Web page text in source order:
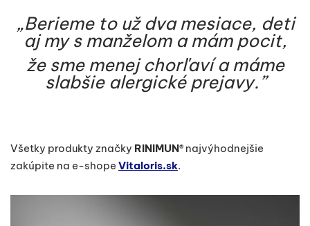
„Berieme to už dva mesiace, deti
aj my s manželom a mám pocit,
že sme menej chorľaví a máme
slabšie alergické prejavy.”
Všetky produkty značky RINIMUN® najvýhodnejšie
zakúpite na e-shope Vitaloris.sk.